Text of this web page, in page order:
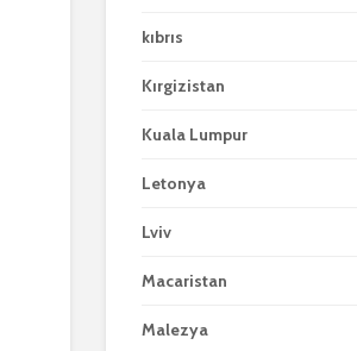
kıbrıs
Kırgizistan
Kuala Lumpur
Letonya
Lviv
Macaristan
Malezya